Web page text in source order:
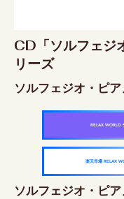
CD「ソルフェジ
リーズ
ソルフェジオ・ピ
RELAX WORLD
楽天市場 RELAX
ソルフェジオ・ピ